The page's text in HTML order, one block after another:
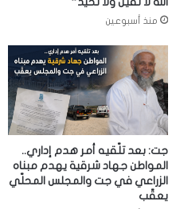
منذ أسبوعين
جت: بعد تلّقيه أمر هدم إداري..
المواطن جهاد شرقية يهدم مبناه
الزراعي في جت والمجلس المحلّي
يعقّب